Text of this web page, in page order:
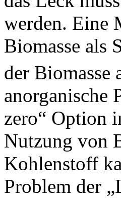
werden. Eine
Biomasse als
der Biomasse
anorganische
zero“ Option
Nutzung von
Kohlenstoff
Problem der